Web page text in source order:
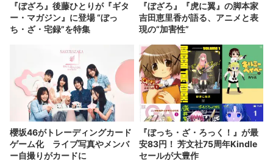
『ぼざろ』後藤ひとりが『ギタ
ー・マガジン』に登場 “ぼっ
ち・ざ・宅録”を特集
『ぼざろ』『虎に翼』の脚本家
吉田恵里香が語る、アニメと表
現の“加害性”
櫻坂46がトレーディングカード
ゲーム化 ライブ写真やメンバ
ー自撮りがカードに
『ぼっち・ざ・ろっく！』が最
安83円！ 芳文社75周年Kindle
セールが大豊作